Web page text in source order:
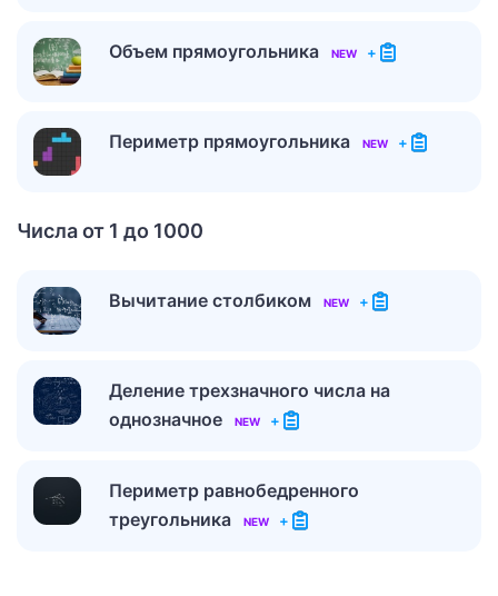
Объем прямоугольника NEW +
Периметр прямоугольника NEW +
Числа от 1 до 1000
Вычитание столбиком NEW +
Деление трехзначного числа на
однозначное
NEW +
Периметр равнобедренного
треугольника
NEW +